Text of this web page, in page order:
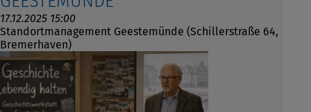
17.12.2025 15:00
Standortmanagement Geestemünde (Schillerstraße 64,
Bremerhaven)